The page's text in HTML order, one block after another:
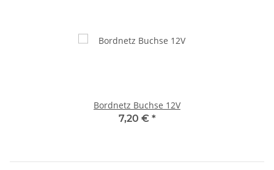
Bordnetz Buchse 12V
7,20 € *